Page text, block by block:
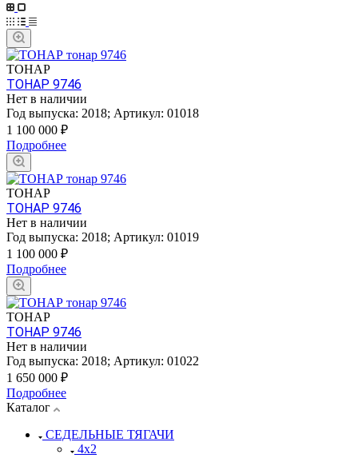
ТОНАР
ТОНАР 9746
Нет в наличии
Год выпуска: 2018; Артикул: 01018
1 100 000 ₽
Подробнее
ТОНАР
ТОНАР 9746
Нет в наличии
Год выпуска: 2018; Артикул: 01019
1 100 000 ₽
Подробнее
ТОНАР
ТОНАР 9746
Нет в наличии
Год выпуска: 2018; Артикул: 01022
1 650 000 ₽
Подробнее
Каталог
СЕДЕЛЬНЫЕ ТЯГАЧИ
4x2